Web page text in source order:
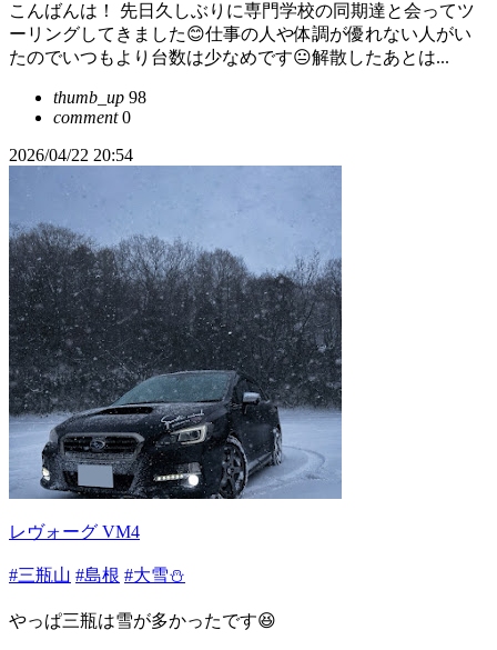
こんばんは！ 先日久しぶりに専門学校の同期達と会ってツ
ーリングしてきました😊仕事の人や体調が優れない人がい
たのでいつもより台数は少なめです😐解散したあとは...
thumb_up 98
comment0
2026/04/22 20:54
レヴォーグ VM4
#三瓶山 #島根 #大雪⛄
やっぱ三瓶は雪が多かったです😆